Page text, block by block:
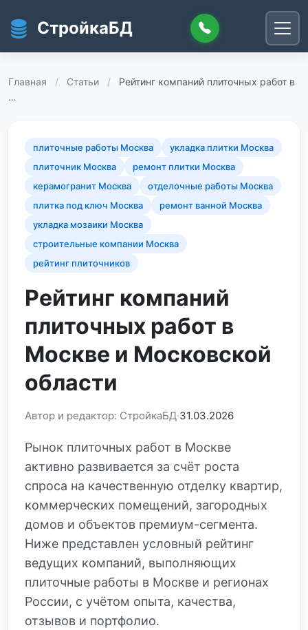
СтройкаБД
Главная / Статьи /
Рейтинг компаний плиточных работ в
…
плиточные работы Москва
укладка плитки Москва
плиточник Москва
ремонт плитки Москва
керамогранит Москва
отделочные работы Москва
плитка под ключ Москва
ремонт ванной Москва
укладка мозаики Москва
строительные компании Москва
рейтинг плиточников
Рейтинг компаний
плиточных работ в
Москве и Московской
области
Автор и редактор: СтройкаБД 31.03.2026
Рынок плиточных работ в Москве
активно развивается за счёт роста
спроса на качественную отделку квартир,
коммерческих помещений, загородных
домов и объектов премиум-сегмента.
Ниже представлен условный рейтинг
ведущих компаний, выполняющих
плиточные работы в Москве и регионах
России, с учётом опыта, качества,
отзывов и портфолио.